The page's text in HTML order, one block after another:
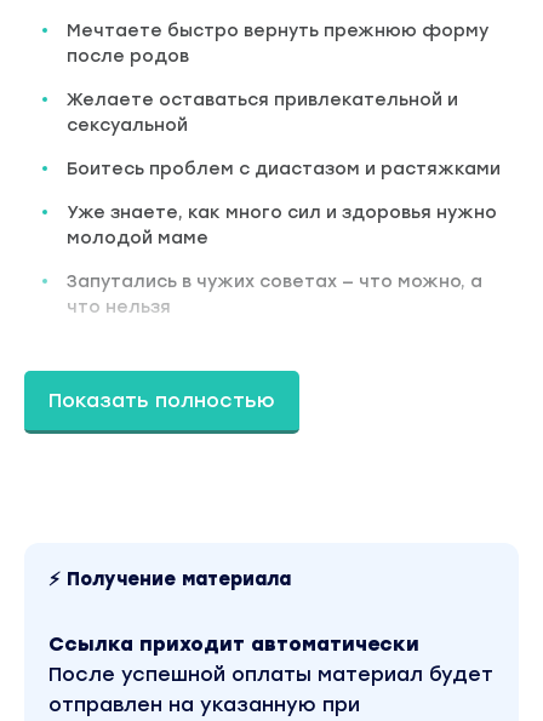
Мечтаете быстро вернуть прежнюю форму
после родов
Желаете оставаться привлекательной и
сексуальной
Боитесь проблем с диастазом и растяжками
Уже знаете, как много сил и здоровья нужно
молодой маме
Запутались в чужих советах — что можно, а
что нельзя
Подтянутое тело даже при естественном
Лёгкое восстановление стройности и
здоровья после родов
Показать полностью
⚡ Получение материала
Ссылка приходит автоматически
После успешной оплаты материал будет
отправлен на указанную при